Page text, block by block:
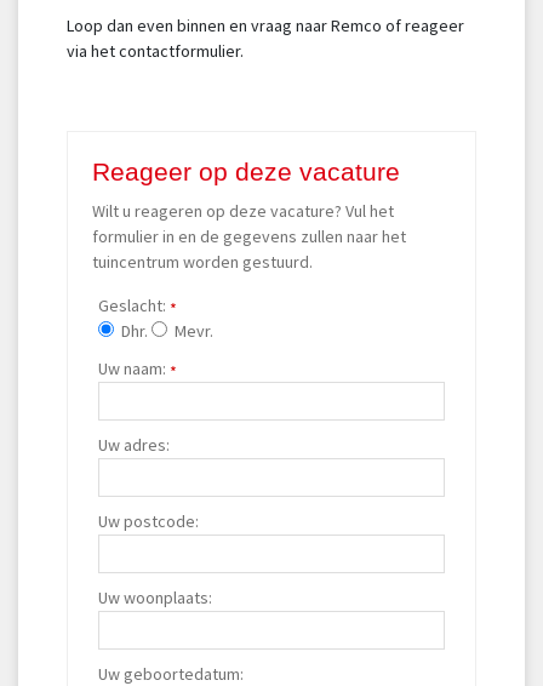
Loop dan even binnen en vraag naar Remco of reageer
via het contactformulier.
Reageer op deze vacature
Wilt u reageren op deze vacature? Vul het
formulier in en de gegevens zullen naar het
tuincentrum worden gestuurd.
Geslacht: *
Dhr.
Mevr.
Uw naam: *
Uw adres:
Uw postcode:
Uw woonplaats:
Uw geboortedatum: